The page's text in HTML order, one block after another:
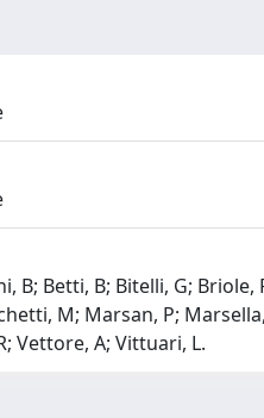
Betti, B; Bitelli, G;
M; Marsan, P;
Vettore, A; Vittuari, L.